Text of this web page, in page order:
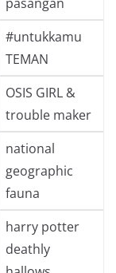
#untukkamu
TEMAN
OSIS GIRL &
trouble maker
national
geographic
fauna
harry potter
deathly